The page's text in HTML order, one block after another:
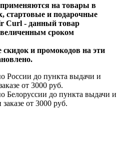
на товары в
стартовые и подарочные
Curl - данный товар
сроком
и промокодов на эти
России до пункта выдачи и
от 3000 руб.
Белоруссии до пункта выдачи и
от 3000 руб.